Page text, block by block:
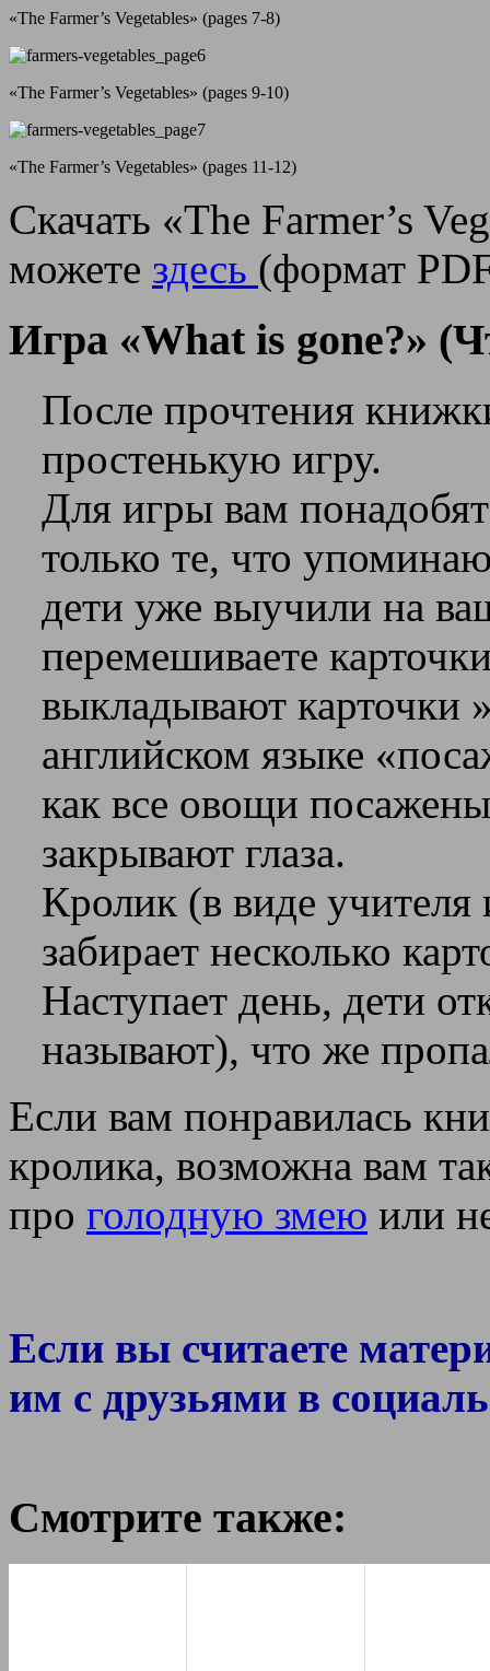
«The Farmer’s Vegetables» (pages 7-8)
«The Farmer’s Vegetables» (pages 9-10)
«The Farmer’s Vegetables» (pages 11-12)
Скачать «The Farmer’s
можете здесь (формат
Игра «What is gone?»
После прочтения
простенькую игру.
Для игры вам
только те, что
дети уже выучили на
перемешиваете
выкладывают карточки
английском языке
как все овощи
закрывают глаза.
Кролик (в виде учителя
забирает несколько
Наступает день, дети
называют), что же
Если вам понравилась
кролика, возможна вам
про голодную змею или
Если вы считаете
им с друзьями в
Смотрите также: